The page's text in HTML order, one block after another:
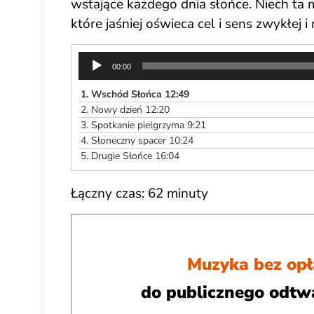
wstające każdego dnia słońce. Niech
które jaśniej oświeca cel i sens zwykłej i
Odtwarzacz
plików
dźwiękowych
00:00
1. Wschód Słońca 12:49
2. Nowy dzień 12:20
3. Spotkanie pielgrzyma 9:21
4. Słoneczny spacer 10:24
5. Drugie Słońce 16:04
Łączny czas: 62 minuty
Muzyka bez
do publicznego